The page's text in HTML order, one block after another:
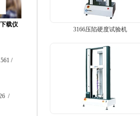
载仪
/
/
3166压陷硬度试验机